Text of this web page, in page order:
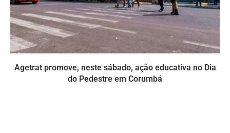
Agetrat promove, neste sábado, ação educativa no Dia
do Pedestre em Corumbá